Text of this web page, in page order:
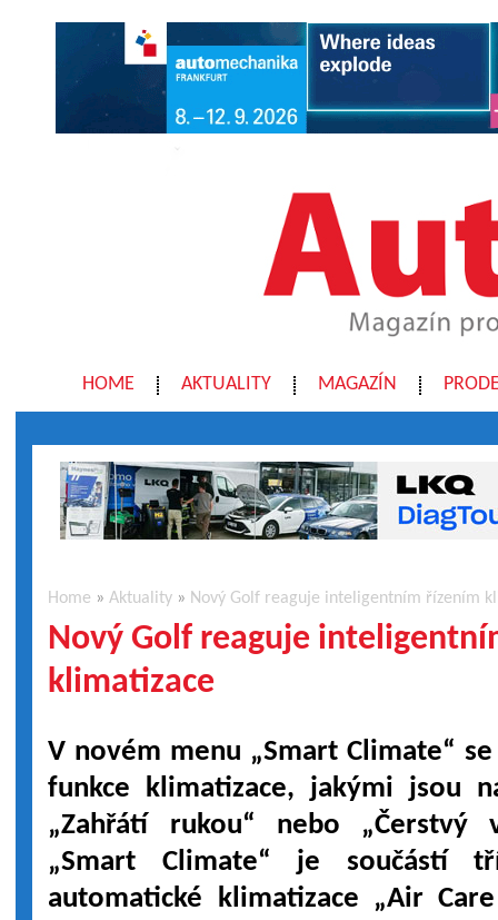
HOME AKTUALITY MAGAZÍN
Home »Aktuality » Nový Golf reaguje inteligentním řízením
Nový Golf reaguje
klimatizace
V novém menu „Smart Climate“
funkce klimatizace, jakými jsou
„Zahřátí rukou“ nebo „Čerstvý
„Smart Climate“ je součástí
automatické klimatizace „Air